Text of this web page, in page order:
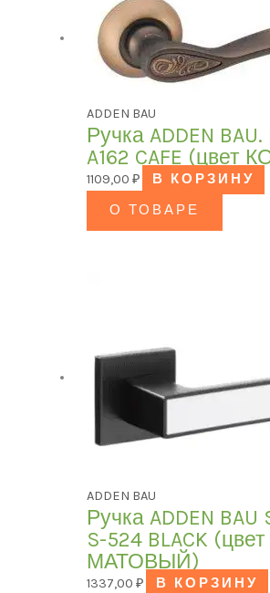
ADDEN BAU
Ручка ADDEN BAU.
A162 CAFE (цвет
1109,00₽
В КОРЗИНУ
О ТОВАРЕ
ADDEN BAU
Ручка ADDEN BAU
S-524 BLACK
МАТОВЫЙ)
1337,00₽
В КОРЗИНУ